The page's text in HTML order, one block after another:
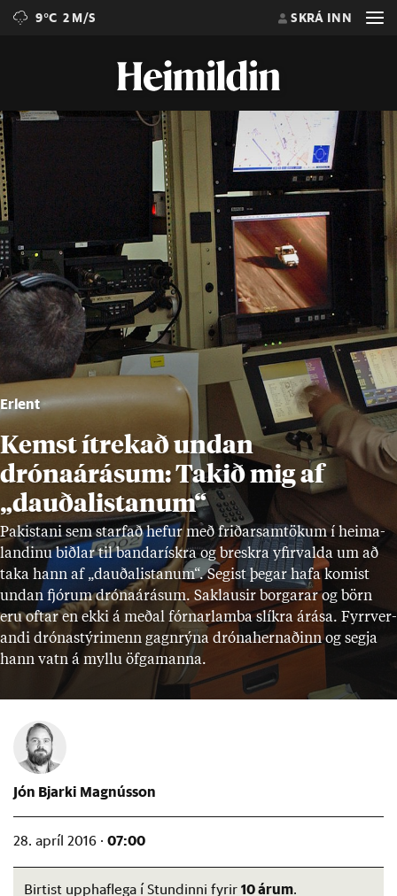
9°C 2 M/S SKRÁ INN
Erlent
Kemst ítrekað undan
drónaárásum: Takið mig af
„dauðalistanum“
Pak­ist­ani sem starf­að hef­ur með frið­ar­sam­tök­um í heima­
land­inu biðl­ar til banda­rískra og breskra yf­ir­valda um að
taka hann af „dauðalist­an­um“. Seg­ist þeg­ar hafa kom­ist
und­an fjór­um dróna­árás­um. Sak­laus­ir borg­ar­ar og börn
eru oft­ar en ekki á með­al fórn­ar­lamba slíkra árása. Fyrr­ver­
andi drón­a­stýri­menn gagn­rýna dróna­hern­að­inn og segja
hann vatn á myllu öfga­manna.
Jón Bjarki Magnússon
28. apríl 2016 · 07:00
Birtist upphaflega í Stundinni fyrir 10 árum.